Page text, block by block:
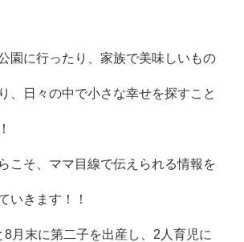
園に行ったり、家族で美味しいもの
、日々の中で小さな幸せを探すこと
こそ、ママ目線で伝えられる情報を
いきます！！
8月末に第二子を出産し、2人育児に